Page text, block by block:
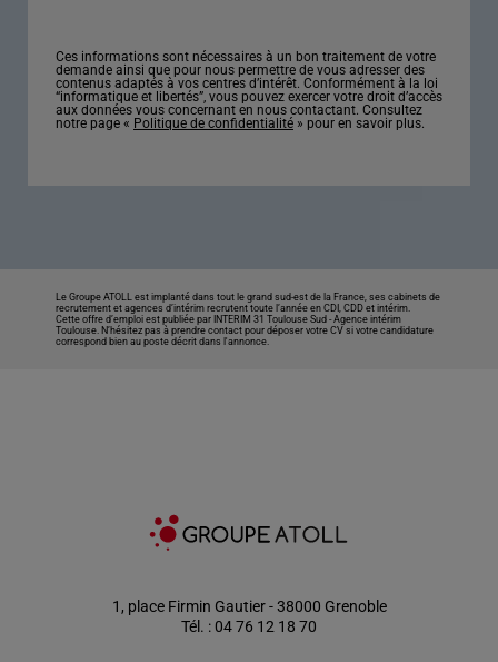
Ces informations sont nécessaires à un bon traitement de votre
demande ainsi que pour nous permettre de vous adresser des
contenus adaptés à vos centres d’intérêt. Conformément à la loi
“informatique et libertés”, vous pouvez exercer votre droit d’accès
aux données vous concernant en nous contactant. Consultez
notre page « Politique de confidentialité » pour en savoir plus.
Le Groupe ATOLL est implanté dans tout le grand sud-est de la France, ses cabinets de
recrutement et agences d’intérim recrutent toute l’année en CDI, CDD et intérim.
Cette offre d’emploi est publiée par INTERIM 31 Toulouse Sud -Agence intérim
Toulouse. N’hésitez pas à prendre contact pour déposer votre CV si votre candidature
correspond bien au poste décrit dans l'annonce.
1, place Firmin Gautier - 38000 Grenoble
Tél. : 04 76 12 18 70